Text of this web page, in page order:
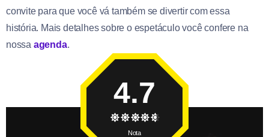
convite para que você vá também se divertir com essa
história. Mais detalhes sobre o espetáculo você confere na
nossa agenda.
4.7
Nota